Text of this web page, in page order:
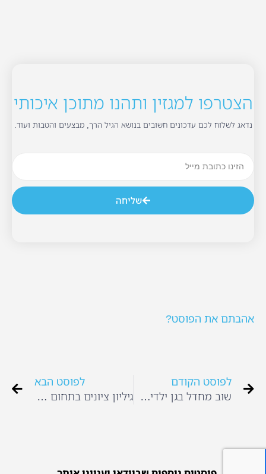
הצטרפו למגזין ותהנו מתוכן איכותי
נדאג לשלוח לכם עדכונים חשובים בנושא הגיל הרך, מבצעים והטבות ועוד.
שליחה
אהבתם את הפוסט?
לפוסט הקודם
שוב מחדל בגן ילדים – שכחו ילדה בת 4 בגן
לפוסט הבא
גיליון ציונים בתחום בטיחות ילדים לשנת 2012